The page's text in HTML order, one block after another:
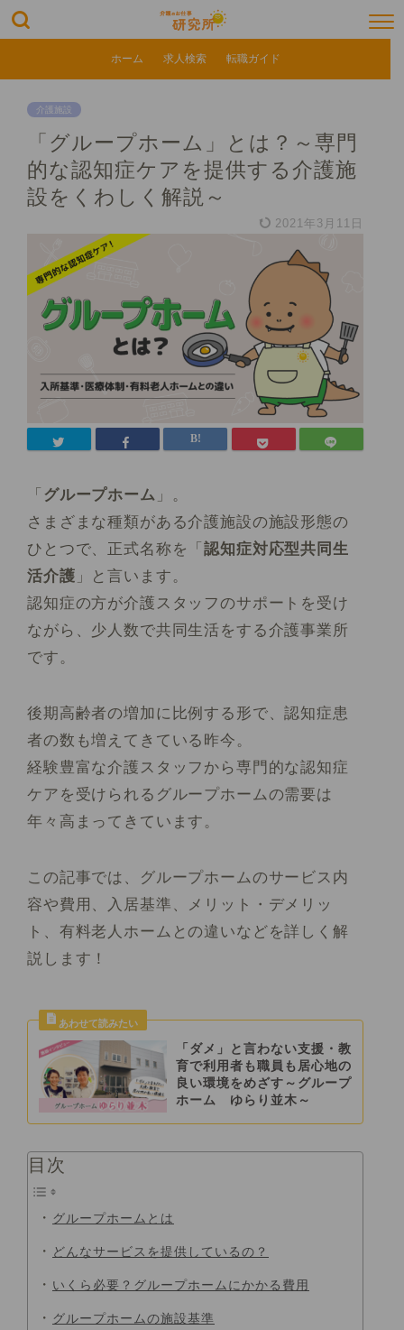
ホーム 求人検索 転職ガイド
介護施設
「グループホーム」とは？～専門
的な認知症ケアを提供する介護施
設をくわしく解説～
2021年3月11日
「 グループホーム 」。
さまざまな種類がある介護施設の施設形態の
ひとつで、正式名称を「認知症対応型共同生
活介護 」と言います。
認知症の方が介護スタッフのサポートを受け
ながら、少人数で共同生活をする介護事業所
です。
後期高齢者の増加に比例する形で、認知症患
者の数も増えてきている昨今。
経験豊富な介護スタッフから専門的な認知症
ケアを受けられるグループホームの需要は
年々高まってきています。
この記事では、グループホームのサービス内
容や費用、入居基準、メリット・デメリッ
ト、有料老人ホームとの違いなどを詳しく解
説します！
「ダメ」と言わない支援・教
育で利用者も職員も居心地の
良い環境をめざす～グループ
ホーム ゆらり並木～
目次
グループホームとは
どんなサービスを提供しているの？
いくら必要？グループホームにかかる費用
グループホームの施設基準